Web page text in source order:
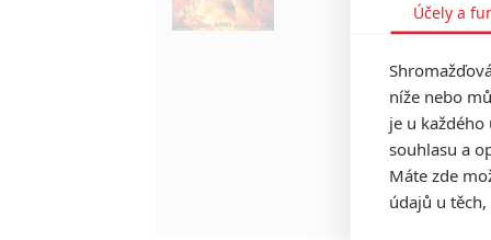
ukrást
jako
ani
dorazit
Stan
TAGY
Účely a
níže nebo
je u
souhlasu a
Máte zde
údajů u